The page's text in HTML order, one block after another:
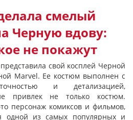
смелый
Черную вдову:
не покажут
свой косплей Черной
Marvel. Ее костюм выполнен с
и детализацией,
привлек не только костюм.
персонаж комиксов и фильмов,
одной из самых популярных и